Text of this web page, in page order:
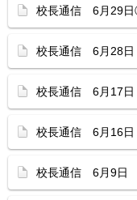
校長通信 6月29
校長通信 6月28日
校長通信 6月17日
校長通信 6月16日
校長通信 6月9日